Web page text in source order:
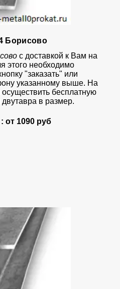
Борисово
с доставкой к Вам на
этого необходимо
"заказать" или
указанному выше. На
бесплатную
в размер.
от 1090 руб